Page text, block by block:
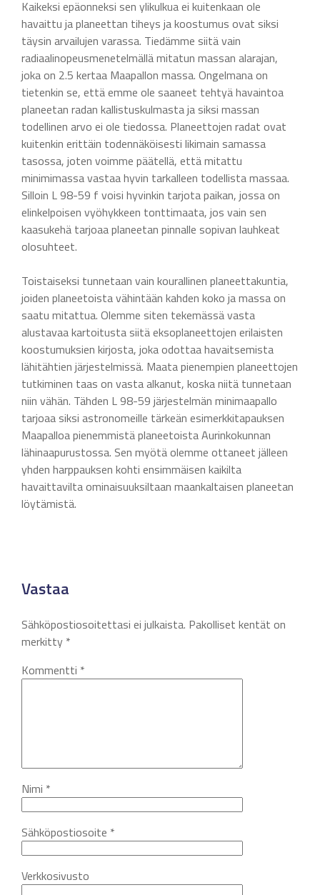
Kaikeksi epäonneksi sen ylikulkua ei kuitenkaan ole
havaittu ja planeettan tiheys ja koostumus ovat siksi
täysin arvailujen varassa. Tiedämme siitä vain
radiaalinopeusmenetelmällä mitatun massan alarajan,
joka on 2.5 kertaa Maapallon massa. Ongelmana on
tietenkin se, että emme ole saaneet tehtyä havaintoa
planeetan radan kallistuskulmasta ja siksi massan
todellinen arvo ei ole tiedossa. Planeettojen radat ovat
kuitenkin erittäin todennäköisesti likimain samassa
tasossa, joten voimme päätellä, että mitattu
minimimassa vastaa hyvin tarkalleen todellista massaa.
Silloin L 98-59 f voisi hyvinkin tarjota paikan, jossa on
elinkelpoisen vyöhykkeen tonttimaata, jos vain sen
kaasukehä tarjoaa planeetan pinnalle sopivan lauhkeat
olosuhteet.
Toistaiseksi tunnetaan vain kourallinen planeettakuntia,
joiden planeetoista vähintään kahden koko ja massa on
saatu mitattua. Olemme siten tekemässä vasta
alustavaa kartoitusta siitä eksoplaneettojen erilaisten
koostumuksien kirjosta, joka odottaa havaitsemista
lähitähtien järjestelmissä. Maata pienempien planeettojen
tutkiminen taas on vasta alkanut, koska niitä tunnetaan
niin vähän. Tähden L 98-59 järjestelmän minimaapallo
tarjoaa siksi astronomeille tärkeän esimerkkitapauksen
Maapalloa pienemmistä planeetoista Aurinkokunnan
lähinaapurustossa. Sen myötä olemme ottaneet jälleen
yhden harppauksen kohti ensimmäisen kaikilta
havaittavilta ominaisuuksiltaan maankaltaisen planeetan
löytämistä.
Vastaa
Sähköpostiosoitettasi ei julkaista. Pakolliset kentät on
merkitty *
Kommentti *
Nimi *
Sähköpostiosoite *
Verkkosivusto